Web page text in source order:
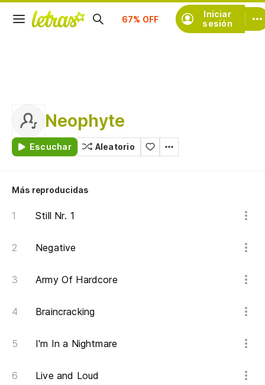
Iniciar
sesión
Suscríbete
Neophyte
Escuchar Aleatorio
Más reproducidas
Still Nr. 1
Negative
Army Of Hardcore
Braincracking
I'm In a Nightmare
Live and Loud